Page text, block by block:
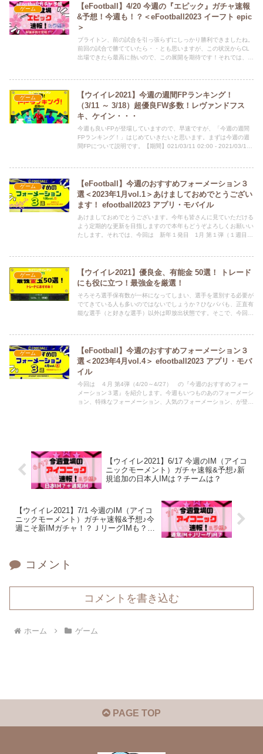
Twitter（ひな担当）もよろしくお願いします。ひなちゃんが、新記
事の情報や、どうでも良いことつぶやいてます。 ⇒
@HINAandPAPA
ゲーム
【eFootball】4/20 今週の『エピック』ガチャ速報
&予想！今週も！？＜eFootball2023 イーフト epic
＞
ブライトン、前の試合を引っ張らずにしっかり勝利できましたね。
前回の試合で勝てていたら・・とも思いますが、この状況からCL
出場できたら最高に熱いので、この展開を期待です！それでは、
ゲーム
【ウイイレ2021】今週の週間FPランキング！
（3/11 ～ 3/18）超優良FW多数！レヴァンドフス
キ、ケイン・・・
今週も良いFPが登場していますので、早速ですが、「今週の週間
FPランキング！」はじめていきたいと思います。まずは今週の週
間FPについて説明です。【期間】021/03/11 02:00 - 2021/03/18
ゲーム
【eFootball】今週のおすすめフォーメーション３
選＜2023年1月vol.1＞あけましておめでとうござい
ます！ efootball2023 アプリ・モバイル
あけましておめでとうございます。今年も皆さんに見ていただける
よう定期的な更新を目指しますので本年もどうぞよろしくお願いい
たします。それでは、今回は 新年１発目 1月 第１弾（１週目）
ゲーム
【ウイイレ2021】優良金、有能金 50選！ トレード
にも役に立つ！最強金を厳選！
そろそろ選手保有数が一杯になってしまい、選手を選別する必要が
でてきている人も多いのではないでしょうか？ひなパパも、正直有
能な選手（と好きな選手）以外は即放出状態です。そこで、今回
ゲーム
【eFootball】今週のおすすめフォーメーション３
選＜2023年4月vol.4＞ efootball2023 アプリ・モバ
イル
今回は ４月 第4弾（4/20～4/27） の『今週のおすすめフォー
メーション３選』を紹介します。今週もいつものあのフォーメーシ
ョン、特殊なフォーメーション、人気のフォーメーション、が登場
【ウイイレ2021】6/17 今週のIM（アイコ
ニックモーメント）ガチャ速報&予想♪新
規追加の日本人IMは？チームは？
【ウイイレ2021】7/1 今週のIM（アイコ
ニックモーメント）ガチャ速報&予想♪今
週こそ新IMガチャ！？ＪリーグIMも？日
コメント
コメントを書き込む
ホーム ゲーム
PAGE TOP